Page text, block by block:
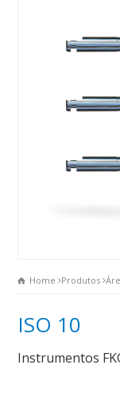
Home Produtos
ISO 10
Instrumentos